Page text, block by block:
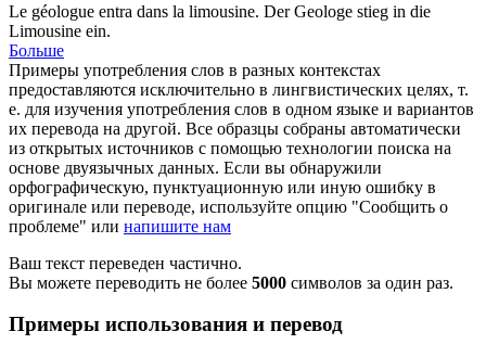
Le géologue entra dans la limousine. Der Geologe stieg in die
Limousine ein.
Больше
Примеры употребления слов в разных контекстах
предоставляются исключительно в лингвистических целях, т.
е. для изучения употребления слов в одном языке и вариантов
их перевода на другой. Все образцы собраны автоматически
из открытых источников с помощью технологии поиска на
основе двуязычных данных. Если вы обнаружили
орфографическую, пунктуационную или иную ошибку в
оригинале или переводе, используйте опцию "Сообщить о
проблеме" или напишите нам
Ваш текст переведен частично.
Вы можете переводить не более 5000 символов за один раз.
Примеры использования и перевод